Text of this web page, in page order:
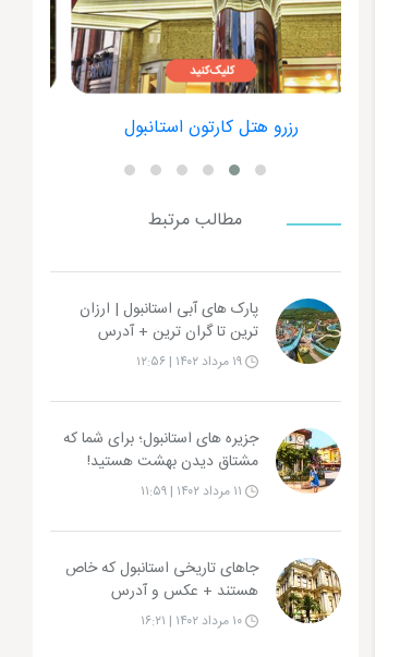
رزرو هتل جیهانگیر استانبول
مطالب مرتبط
پارک های آبی استانبول | ارزان
ترین تا گران ترین + آدرس
۱۹ مرداد ۱۴۰۲ | ۱۲:۵۶
جزیره‌ های استانبول؛ برای شما که
مشتاق دیدن بهشت هستید!
جاهای تاریخی استانبول که خاص
هستند + عکس و آدرس
۱۰ مرداد ۱۴۰۲ | ۱۶:۲۱